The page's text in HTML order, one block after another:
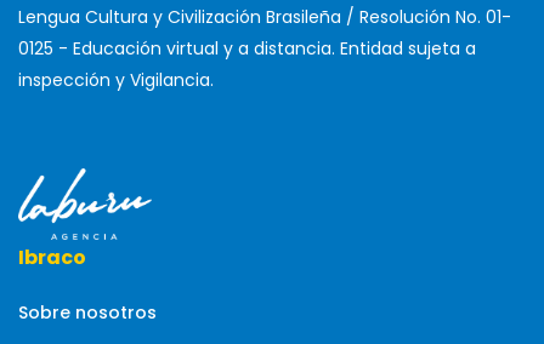
Lengua Cultura y Civilización Brasileña / Resolución No. 01-
0125 - Educación virtual y a distancia. Entidad sujeta a
inspección y Vigilancia.
Ibraco
Sobre nosotros